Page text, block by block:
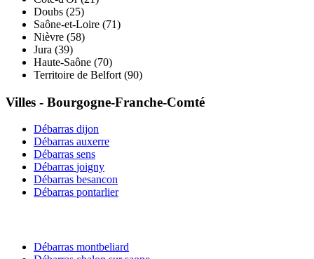
Doubs (25)
Saône-et-Loire (71)
Nièvre (58)
Jura (39)
Haute-Saône (70)
Territoire de Belfort (90)
Villes - Bourgogne-Franche-Comté
Débarras dijon
Débarras auxerre
Débarras sens
Débarras joigny
Débarras besancon
Débarras pontarlier
Débarras montbeliard